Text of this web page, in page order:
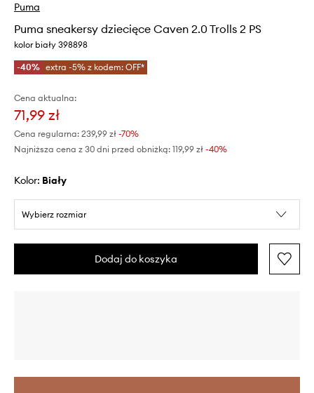
Puma
Puma sneakersy dziecięce Caven 2.0 Trolls 2 PS
kolor biały 398898
-40% extra -5% z kodem: OFF*
Cena aktualna:
71,99 zł
Cena regularna: 239,99 zł -70%
Najniższa cena z 30 dni przed obniżką: 119,99 zł -40%
Kolor: biały
Wybierz rozmiar
Dodaj do koszyka